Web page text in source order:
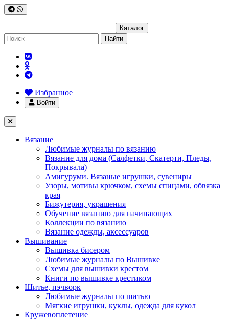
Каталог
Найти
Избранное
Войти
Вязание
Любимые журналы по вязанию
Вязание для дома (Салфетки, Скатерти, Пледы,
Покрывала)
Амигуруми. Вязаные игрушки, сувениры
Узоры, мотивы крючком, схемы спицами, обвязка
края
Бижутерия, украшения
Обучение вязанию для начинающих
Коллекции по вязанию
Вязание одежды, аксессуаров
Вышивание
Вышивка бисером
Любимые журналы по Вышивке
Схемы для вышивки крестом
Книги по вышивке крестиком
Шитье, пэчворк
Любимые журналы по шитью
Мягкие игрушки, куклы, одежда для кукол
Кружевоплетение